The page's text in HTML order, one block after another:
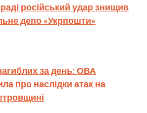
російський удар знищив
депо «Укрпошти»
за день: ОВА
про наслідки атак на